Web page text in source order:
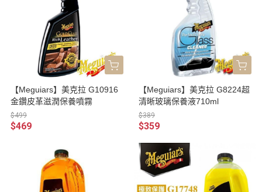
【Meguiars】美克拉 G10916
金鑽皮革滋潤保養噴霧
$499
$469
【Meguiars】美克拉 G8224超
清晰玻璃保養液710ml
$389
$359